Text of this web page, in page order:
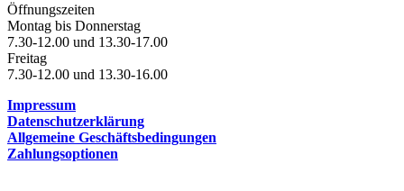
Öffnungszeiten
Montag bis Donnerstag
7.30-12.00 und 13.30-17.00
Freitag
7.30-12.00 und 13.30-16.00
Impressum
Datenschutzerklärung
Allgemeine Geschäftsbedingungen
Zahlungsoptionen